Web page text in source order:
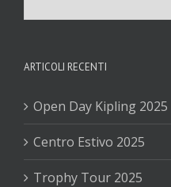
ARTICOLI RECENTI
Open Day Kipling 2025
Centro Estivo 2025
Trophy Tour 2025